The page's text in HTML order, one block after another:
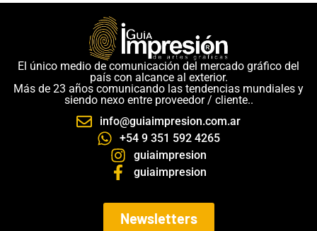
El único medio de comunicación del mercado gráfico del
país con alcance al exterior.
Más de 23 años comunicando las tendencias mundiales y
siendo nexo entre proveedor / cliente..
info@guiaimpresion.com.ar
+54 9 351 592 4265
guiaimpresion
guiaimpresion
Newsletters